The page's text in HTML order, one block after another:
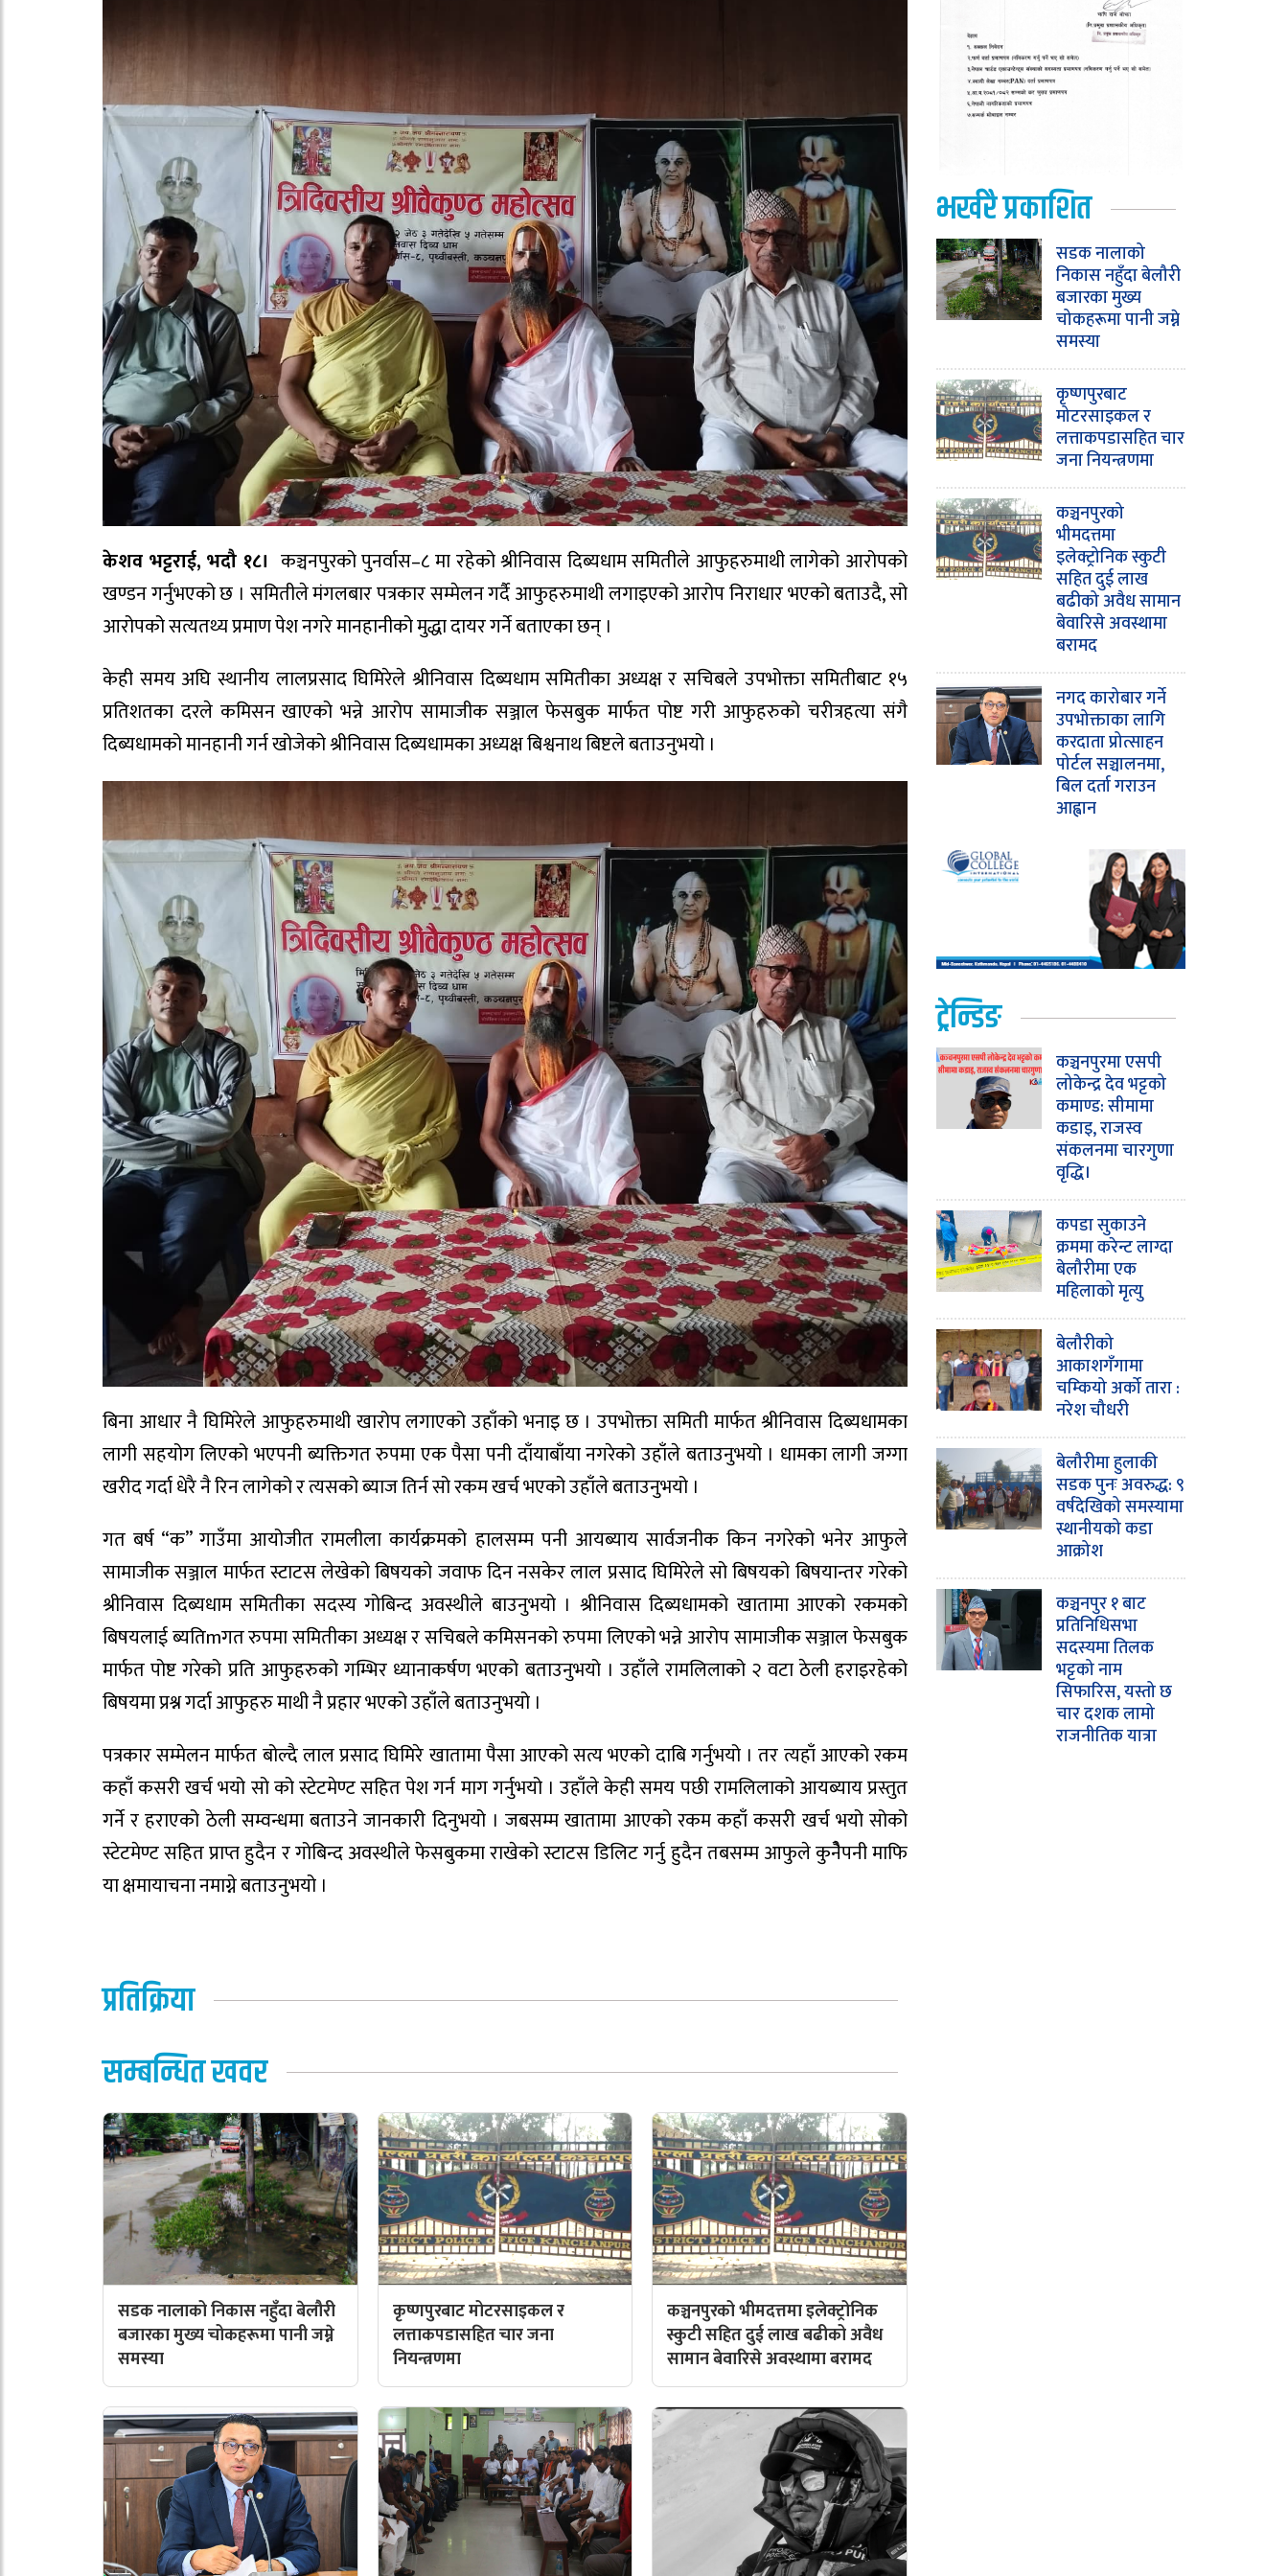
केशव भट्टराई, भदौ १८। कञ्चनपुरको पुनर्वास–८ मा रहेको श्रीनिवास दिब्यधाम समितीले आफुहरुमाथी लागेको आरोपको
खण्डन गर्नुभएको छ । समितीले मंगलबार पत्रकार सम्मेलन गर्दै आफुहरुमाथी लगाइएको आरोप निराधार भएको बताउदै, सो
आरोपको सत्यतथ्य प्रमाण पेश नगरे मानहानीको मुद्धा दायर गर्ने बताएका छन् ।
केही समय अघि स्थानीय लालप्रसाद घिमिरेले श्रीनिवास दिब्यधाम समितीका अध्यक्ष र सचिबले उपभोक्ता समितीबाट १५
प्रतिशतका दरले कमिसन खाएको भन्ने आरोप सामाजीक सञ्जाल फेसबुक मार्फत पोष्ट गरी आफुहरुको चरीत्रहत्या संगै
दिब्यधामको मानहानी गर्न खोजेको श्रीनिवास दिब्यधामका अध्यक्ष बिश्वनाथ बिष्टले बताउनुभयो ।
बिना आधार नै घिमिरेले आफुहरुमाथी खारोप लगाएको उहाँको भनाइ छ । उपभोक्ता समिती मार्फत श्रीनिवास दिब्यधामका
लागी सहयोग लिएको भएपनी ब्यक्तिगत रुपमा एक पैसा पनी दाँयाबाँया नगरेको उहाँले बताउनुभयो । धामका लागी जग्गा
खरीद गर्दा धेरै नै रिन लागेको र त्यसको ब्याज तिर्न सो रकम खर्च भएको उहाँले बताउनुभयो ।
गत बर्ष “क” गाउँमा आयोजीत रामलीला कार्यक्रमको हालसम्म पनी आयब्याय सार्वजनीक किन नगरेको भनेर आफुले
सामाजीक सञ्जाल मार्फत स्टाटस लेखेको बिषयको जवाफ दिन नसकेर लाल प्रसाद घिमिरेले सो बिषयको बिषयान्तर गरेको
श्रीनिवास दिब्यधाम समितीका सदस्य गोबिन्द अवस्थीले बाउनुभयो । श्रीनिवास दिब्यधामको खातामा आएको रकमको
बिषयलाई ब्यतिmगत रुपमा समितीका अध्यक्ष र सचिबले कमिसनको रुपमा लिएको भन्ने आरोप सामाजीक सञ्जाल फेसबुक
मार्फत पोष्ट गरेको प्रति आफुहरुको गम्भिर ध्यानाकर्षण भएको बताउनुभयो । उहाँले रामलिलाको २ वटा ठेली हराइरहेको
बिषयमा प्रश्न गर्दा आफुहरु माथी नै प्रहार भएको उहाँले बताउनुभयो ।
पत्रकार सम्मेलन मार्फत बोल्दै लाल प्रसाद घिमिरे खातामा पैसा आएको सत्य भएको दाबि गर्नुभयो । तर त्यहाँ आएको रकम
कहाँ कसरी खर्च भयो सो को स्टेटमेण्ट सहित पेश गर्न माग गर्नुभयो । उहाँले केही समय पछी रामलिलाको आयब्याय प्रस्तुत
गर्ने र हराएको ठेली सम्वन्धमा बताउने जानकारी दिनुभयो । जबसम्म खातामा आएको रकम कहाँ कसरी खर्च भयो सोको
स्टेटमेण्ट सहित प्राप्त हुदैन र गोबिन्द अवस्थीले फेसबुकमा राखेको स्टाटस डिलिट गर्नु हुदैन तबसम्म आफुले कुनेैपनी माफि
या क्षमायाचना नमाग्ने बताउनुभयो ।
प्रतिक्रिया
सम्बन्धित खवर
सडक नालाको निकास नहुँदा बेलौरी
बजारका मुख्य चोकहरूमा पानी जम्ने
समस्या
कृष्णपुरबाट मोटरसाइकल र
लत्ताकपडासहित चार जना
नियन्त्रणमा
कञ्चनपुरको भीमदत्तमा इलेक्ट्रोनिक
स्कुटी सहित दुई लाख बढीको अवैध
सामान बेवारिसे अवस्थामा बरामद
भर्खरै प्रकाशित
सडक नालाको
निकास नहुँदा बेलौरी
बजारका मुख्य
चोकहरूमा पानी जम्ने
समस्या
कृष्णपुरबाट
मोटरसाइकल र
लत्ताकपडासहित चार
जना नियन्त्रणमा
कञ्चनपुरको
भीमदत्तमा
इलेक्ट्रोनिक स्कुटी
सहित दुई लाख
बढीको अवैध सामान
बेवारिसे अवस्थामा
बरामद
नगद कारोबार गर्ने
उपभोक्ताका लागि
करदाता प्रोत्साहन
पोर्टल सञ्चालनमा,
बिल दर्ता गराउन
आह्वान
ट्रेन्डिङ
कञ्चनपुरमा एसपी
लोकेन्द्र देव भट्टको
कमाण्ड: सीमामा
कडाइ, राजस्व
संकलनमा चारगुणा
वृद्धि।
कपडा सुकाउने
क्रममा करेन्ट लाग्दा
बेलौरीमा एक
महिलाको मृत्यु
बेलौरीको
आकाशगँगामा
चम्कियो अर्को तारा :
नरेश चौधरी
बेलौरीमा हुलाकी
सडक पुनः अवरुद्ध: ९
वर्षदेखिको समस्यामा
स्थानीयको कडा
आक्रोश
कञ्चनपुर १ बाट
प्रतिनिधिसभा
सदस्यमा तिलक
भट्टको नाम
सिफारिस, यस्तो छ
चार दशक लामो
राजनीतिक यात्रा